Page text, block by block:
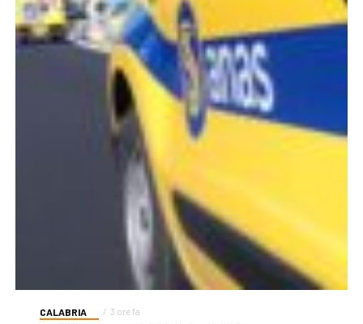
CALABRIA 3 ore fa